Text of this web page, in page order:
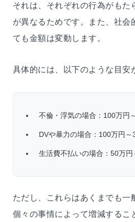
それは、それぞれの行為がもた
が異なるためです。また、社会
ても金額は変動します。
具体的には、以下のような目安
不倫・浮気の場合：100万円
DVや暴力の場合：100万円～
生活費不払いの場合：50万
ただし、これらはあくまでも一
個々の事情によって増減するこ